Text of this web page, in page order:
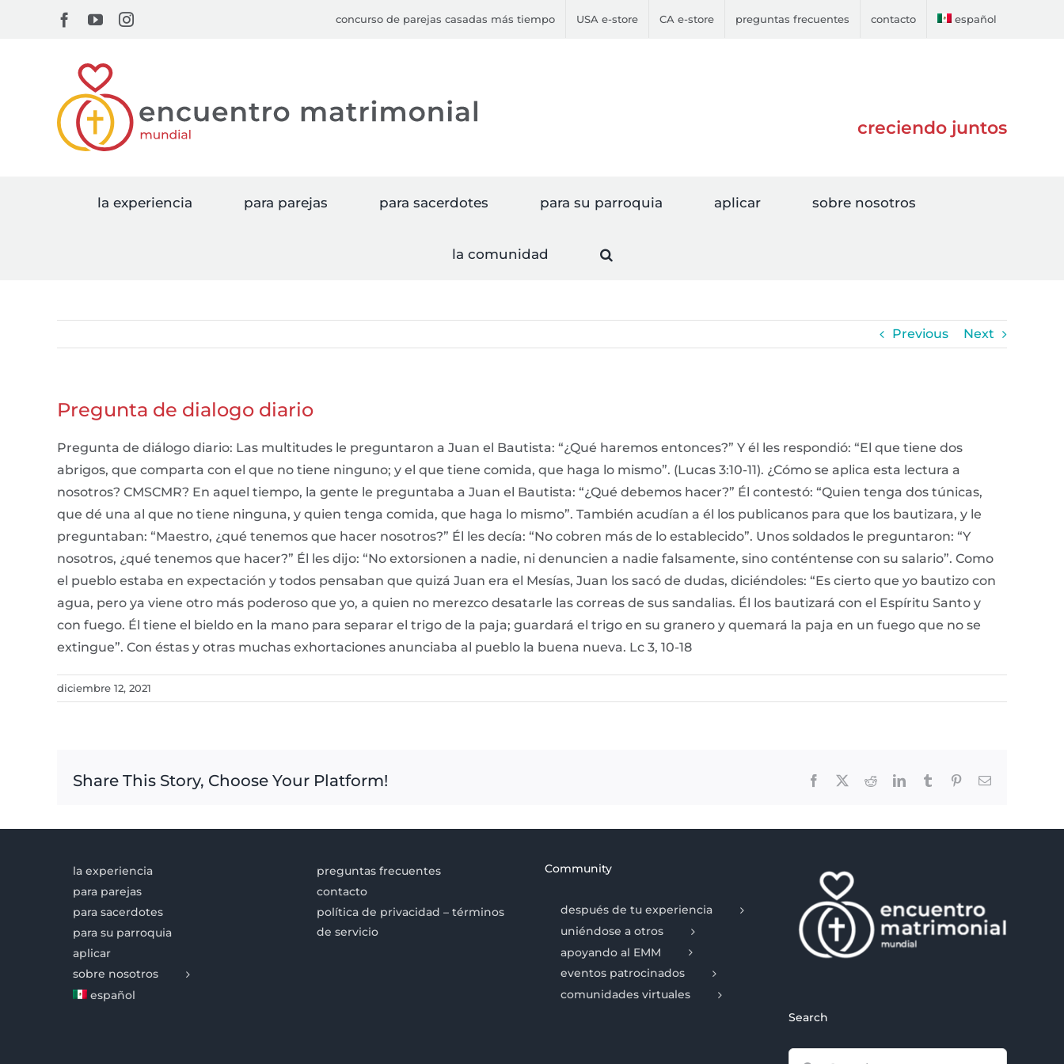
Facebook
YouTubeInstagram concurso de parejas casadas más tiempo USA e-store CA e-store preguntas frecuentes contacto español
creciendo juntos
la experiencia para parejas para sacerdotes para su parroquia aplicar sobre nosotros
la comunidad
Previous Next
Pregunta de dialogo diario
Pregunta de diálogo diario: Las multitudes le preguntaron a Juan el Bautista: “¿Qué haremos entonces?” Y él les respondió: “El que tiene dos
abrigos, que comparta con el que no tiene ninguno; y el que tiene comida, que haga lo mismo”. (Lucas 3:10-11). ¿Cómo se aplica esta lectura a
nosotros? CMSCMR? En aquel tiempo, la gente le preguntaba a Juan el Bautista: “¿Qué debemos hacer?” Él contestó: “Quien tenga dos túnicas,
que dé una al que no tiene ninguna, y quien tenga comida, que haga lo mismo”. También acudían a él los publicanos para que los bautizara, y le
preguntaban: “Maestro, ¿qué tenemos que hacer nosotros?” Él les decía: “No cobren más de lo establecido”. Unos soldados le preguntaron: “Y
nosotros, ¿qué tenemos que hacer?” Él les dijo: “No extorsionen a nadie, ni denuncien a nadie falsamente, sino conténtense con su salario”. Como
el pueblo estaba en expectación y todos pensaban que quizá Juan era el Mesías, Juan los sacó de dudas, diciéndoles: “Es cierto que yo bautizo con
agua, pero ya viene otro más poderoso que yo, a quien no merezco desatarle las correas de sus sandalias. Él los bautizará con el Espíritu Santo y
con fuego. Él tiene el bieldo en la mano para separar el trigo de la paja; guardará el trigo en su granero y quemará la paja en un fuego que no se
extingue”. Con éstas y otras muchas exhortaciones anunciaba al pueblo la buena nueva. Lc 3, 10-18
diciembre 12, 2021
Share This Story, Choose Your Platform! Facebook RedditLinkedInTumblr PinterestEmail
la experiencia
para parejas
para sacerdotes
para su parroquia
aplicar
sobre nosotros
español
preguntas frecuentes
contacto
política de privacidad – términos
de servicio
Community
después de tu experiencia
uniéndose a otros
apoyando al EMM
eventos patrocinados
comunidades virtuales
Search